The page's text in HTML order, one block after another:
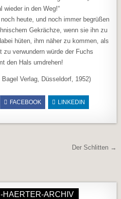
wieder in den Weg!“
heute, und noch immer begrüßen
Gekrächze, wenn sie ihn zu
hüten, ihm näher zu kommen, als
verwundern würde der Fuchs
den Hals umdrehen!
Verlag, Düsseldorf, 1952)
FACEBOOK LINKEDIN
Der Schlitten →
HAERTER-ARCHIV